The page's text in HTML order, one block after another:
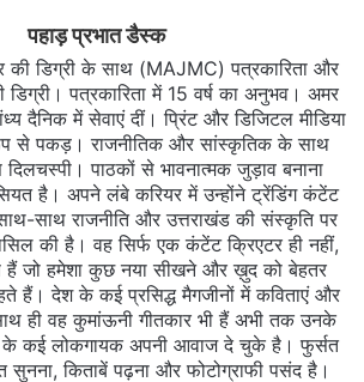
पहाड़ प्रभात डैस्क
की डिग्री के साथ (MAJMC) पत्रकारिता और
पत्रकारिता में 15 वर्ष का अनुभव। अमर
दैनिक में सेवाएं दीं। प्रिंट और डिजिटल मीडिया
से पकड़। राजनीतिक और सांस्कृतिक के साथ
पाठकों से भावनात्मक जुड़ाव बनाना
है। अपने लंबे करियर में उन्होंने ट्रेंडिंग कंटेंट
साथ राजनीति और उत्तराखंड की संस्कृति पर
की है। वह सिर्फ एक कंटेंट क्रिएटर ही नहीं,
जो हमेशा कुछ नया सीखने और ख़ुद को बेहतर
हैं। देश के कई प्रसिद्ध मैगजीनों में कविताएं और
ही वह कुमांऊनी गीतकार भी हैं अभी तक उनके
के कई लोकगायक अपनी आवाज दे चुके है। फुर्सत
किताबें पढ़ना और फोटोग्राफी पसंद है।